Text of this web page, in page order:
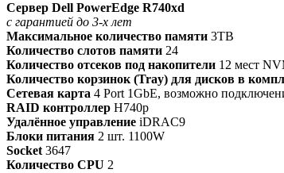
Сервер Dell PowerEdge R740xd
с гарантией до 3-х лет
Максимальное количество памяти 3TB
Количество слотов памяти 24
Количество отсеков под накопители 12 мест
Количество корзинок (Tray) для дисков в
Сетевая карта 4 Port 1GbE, возможно
RAID контроллер H740p
Удалённое управление iDRAC9
Блоки питания 2 шт. 1100W
Socket 3647
Количество CPU 2